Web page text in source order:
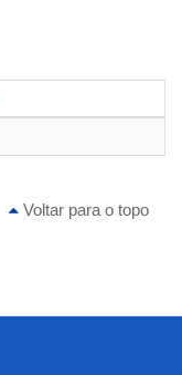
Voltar para o topo